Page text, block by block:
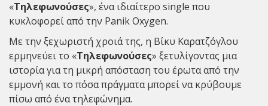
«Τηλεφωνούσες», ένα ιδιαίτερο single που
κυκλοφορεί από την Panik Oxygen.
Με την ξεχωριστή χροιά της, η Βίκυ Καρατζόγλου
ερμηνεύει το «Τηλεφωνούσες» ξετυλίγοντας μια
ιστορία για τη μικρή απόσταση του έρωτα από την
εμμονή και το πόσα πράγματα μπορεί να κρύβουμε
πίσω από ένα τηλεφώνημα.